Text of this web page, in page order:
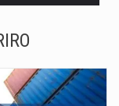
El gobierno de Estados Unidos anunciará un arancel del 15 % sobre los productos fabricados…